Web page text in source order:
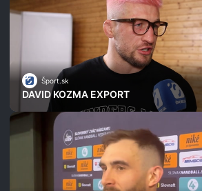
Šport.sk
DAVID KOZMA EXPORT